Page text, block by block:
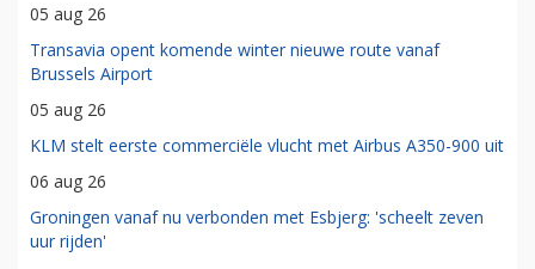
05 aug 26
Transavia opent komende winter nieuwe route vanaf
Brussels Airport
05 aug 26
KLM stelt eerste commerciële vlucht met Airbus A350-900 uit
06 aug 26
Groningen vanaf nu verbonden met Esbjerg: 'scheelt zeven
uur rijden'